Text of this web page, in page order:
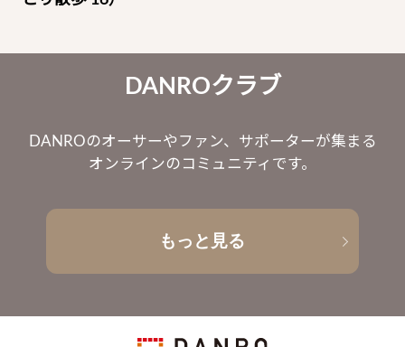
DANROクラブ
DANROのオーサーやファン、サポーターが集まる
オンラインのコミュニティです。
もっと見る